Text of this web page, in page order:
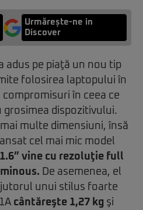
Urmărește-ne in
Discover
adus pe piaţă un nou tip
folosirea laptopului în
în ceea ce
dispozitivului.
multe dimensiuni, însă
cel mai mic model
vine cu rezoluţie full
De asemenea, el
unui stilus foarte
cântăreşte 1,27 kg şi